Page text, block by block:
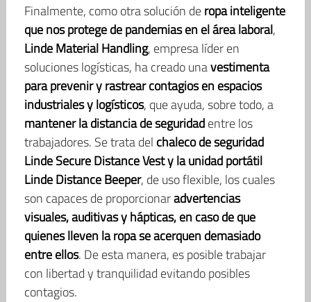
Finalmente, como otra solución deropa inteligente
que nos protege de pandemias en el área laboral,
Linde Material Handling, empresa líder en
soluciones logísticas, ha creado unavestimenta
para prevenir y rastrear contagios en espacios
industriales y logísticos, que ayuda, sobre todo, a
mantener la distancia de seguridadentre los
trabajadores. Se trata del chaleco de seguridad
Linde Secure Distance Vest y la unidad portátil
Linde Distance Beeper, de uso flexible, los cuales
son capaces de proporcionaradvertencias
visuales, auditivas y hápticas, en caso de que
quienes lleven la ropa se acerquen demasiado
entre ellos. De esta manera, es posible trabajar
con libertad y tranquilidad evitando posibles
contagios.